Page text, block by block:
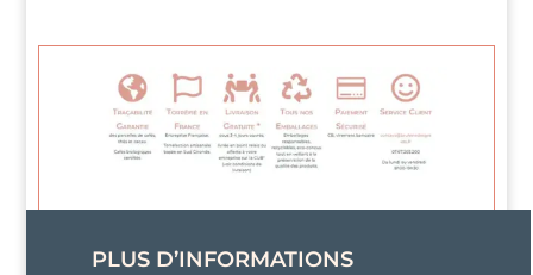
PLUS D’INFORMATIONS